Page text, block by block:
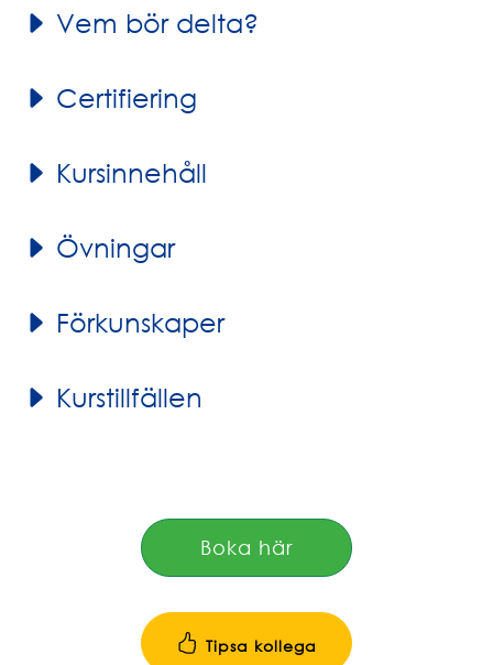
Vem bör delta?
Certifiering
Kursinnehåll
Övningar
Förkunskaper
Kurstillfällen
Boka här
Tipsa kollega